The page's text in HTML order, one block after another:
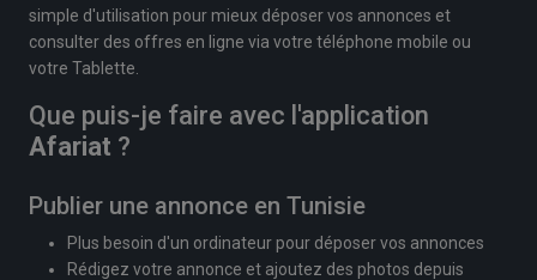
simple d'utilisation pour mieux déposer vos annonces et
consulter des offres en ligne via votre téléphone mobile ou
votre Tablette.
Que puis-je faire avec l'application
Afariat ?
Publier une annonce en Tunisie
Plus besoin d'un ordinateur pour déposer vos annonces
Rédigez votre annonce et ajoutez des photos depuis